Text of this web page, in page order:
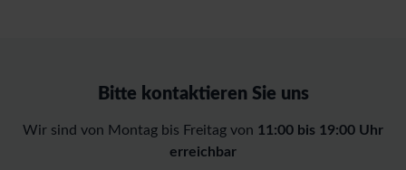
Bitte kontaktieren Sie uns
Wir sind von Montag bis Freitag von 11:00 bis 19:00 Uhr
erreichbar